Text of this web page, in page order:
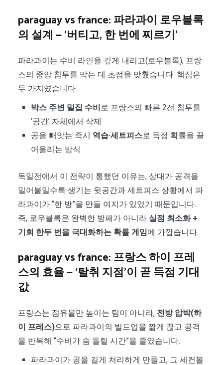
paraguay vs france: 파라과이 로우블록
의 설계 — ‘버티고, 한 번에 찌르기’
파라과이는 수비 라인을 깊게 내리고(로우블록), 프랑
스의 중앙 침투를 막는 데 초점을 맞췄습니다. 핵심은
두 가지였습니다.
박스 주변 밀집 수비 로 프랑스의 빠른 2선 침투를
‘공간’ 자체에서 삭제
공을 빼앗는 즉시 역습·세트피스로 득점 확률을 끌
어올리는 방식
독일전에서 이 전략이 통했던 이유는, 상대가 공격을
밀어붙일수록 생기는 뒷공간과 세트피스 상황에서 파
라과이가 “한 방”을 만들 여지가 있었기 때문입니다.
즉, 로우블록은 완벽한 방패가 아니라 실점 최소화 +
기회 한두 번을 극대화하는 확률 게임에 가깝습니다.
paraguay vs france: 프랑스 하이 프레
스의 효율 — ‘탈취 지점’이 곧 득점 기대
값
프랑스는 점유율만 높이는 팀이 아니라, 전방 압박(하
이 프레스)으로 파라과이의 빌드업을 짧게 끊고 공격
을 반복해 “수비가 숨 돌릴 시간”을 줄였습니다.
파라과이가 공을 길게 처리하게 만들고, 그 세컨볼